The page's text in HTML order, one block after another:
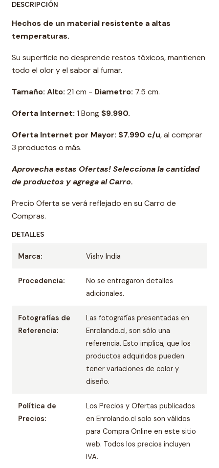
DESCRIPCIÓN
Hechos de un material resistente a altas
temperaturas.
Su superficie no desprende restos tóxicos, mantienen
todo el olor y el sabor al fumar.
Tamaño: Alto: 21 cm - Diametro: 7.5 cm.
Oferta Internet: 1 Bong $9.990.
Oferta Internet por Mayor: $7.990 c/u, al comprar
3 productos o más.
Aprovecha estas Ofertas! Selecciona la cantidad
de productos y agrega al Carro.
Precio Oferta se verá reflejado en su Carro de
Compras.
DETALLES
Marca: Vishv India
Procedencia:
No se entregaron detalles
adicionales.
Fotografías de
Referencia:
Las fotografías presentadas en
Enrolando.cl, son sólo una
referencia. Esto implica, que los
productos adquiridos pueden
tener variaciones de color y
diseño.
Política de
Precios:
Los Precios y Ofertas publicados
en Enrolando.cl solo son válidos
para Compra Online en este sitio
web. Todos los precios incluyen
IVA.